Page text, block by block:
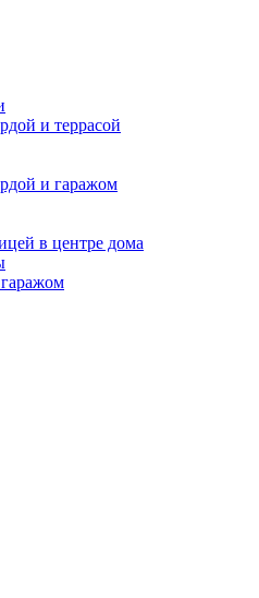
и террасой
и гаражом
в центре дома